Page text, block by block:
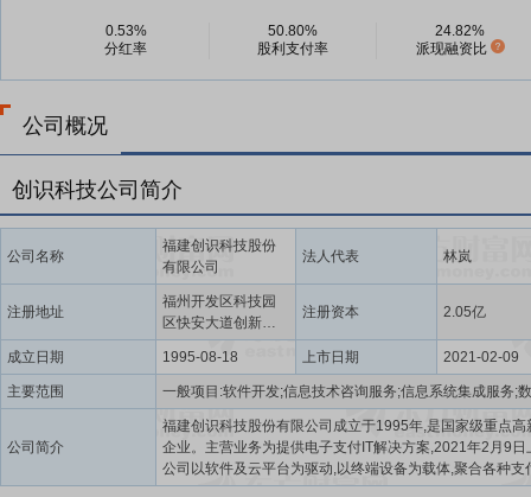
0.53%
分红率
50.80%
股利支付率
24.82%
派现融资比
公司概况
创识科技公司简介
公司名称
福建创识科技股份
有限公司
法人代表 林岚
注册地址
福州开发区科技园
区快安大道创新楼
二层
注册资本 2.05亿
成立日期 1995-08-18 上市日期 2021-02-09
主要范围
公司简介
福建创识科技股份有限公司成立于1995年,是国家级重点高
企业。主营业务为提供电子支付IT解决方案,2021年2月9日
公司以软件及云平台为驱动,以终端设备为载体,聚合各种支
为商户实现统一支付统一对账,并结合行业特色应用,提升商